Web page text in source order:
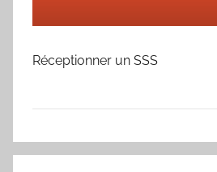
Réceptionner un SSS